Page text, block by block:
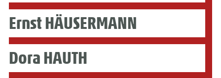
Ernst HÄUSERMANN
Dora HAUTH